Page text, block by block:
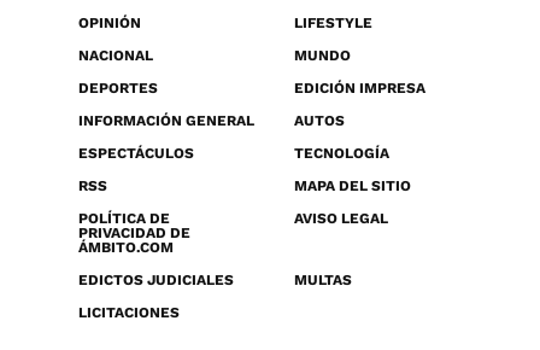
OPINIÓN
LIFESTYLE
NACIONAL
MUNDO
DEPORTES
EDICIÓN IMPRESA
INFORMACIÓN GENERAL
AUTOS
ESPECTÁCULOS
TECNOLOGÍA
RSS
MAPA DEL SITIO
POLÍTICA DE
PRIVACIDAD DE
ÁMBITO.COM
AVISO LEGAL
EDICTOS JUDICIALES
MULTAS
LICITACIONES